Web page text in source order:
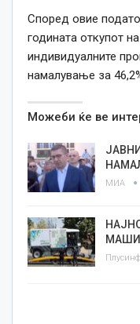
Според овие
годината откупот
индивидуалните
намалување за
Можеби ќе ве
МИА